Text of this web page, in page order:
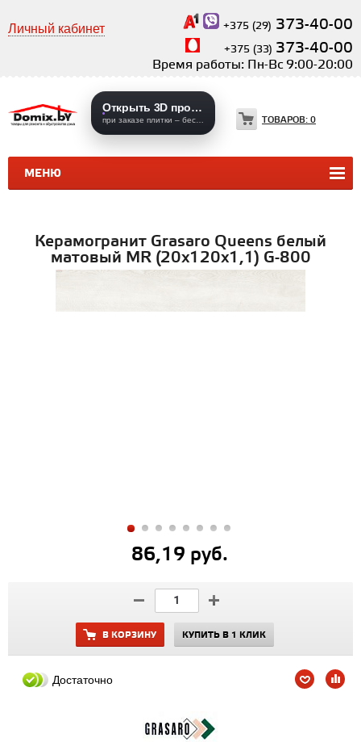
Личный кабинет +375 (29) 373-40-00
+375 (33) 373-40-00
Время работы: Пн-Вс 9:00-20:00
МЕНЮ
Открыть 3D проекты
ТОВАРОВ: 0
КЕРАМИЧЕСКАЯ ПЛИТКА
Керамогранит Grasaro Queens белый
матовый MR (20х120x1,1) G-800
86,19 руб.
В КОРЗИНУ КУПИТЬ В 1 КЛИК
Достаточно